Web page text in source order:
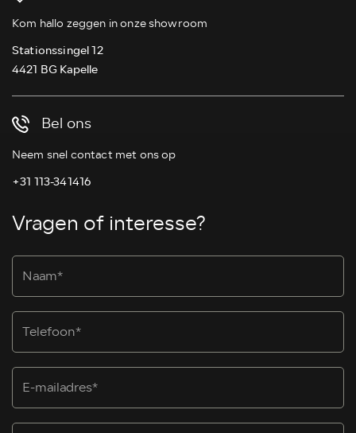
Kom hallo zeggen in onze showroom
Stationssingel 12
4421 BG Kapelle
Bel ons
Neem snel contact met ons op
+31 113-341416
Vragen of interesse?